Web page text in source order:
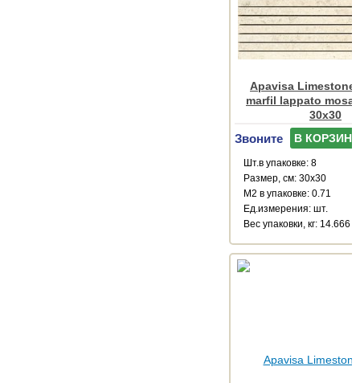
Apavisa Limestone
marfil lappato
30x30
Звоните В КОРЗИНУ
Шт.в упаковке: 8
Размер, см: 30x30
М2 в упаковке: 0.71
Ед.измерения: шт.
Веc упаковки, кг: 14.666